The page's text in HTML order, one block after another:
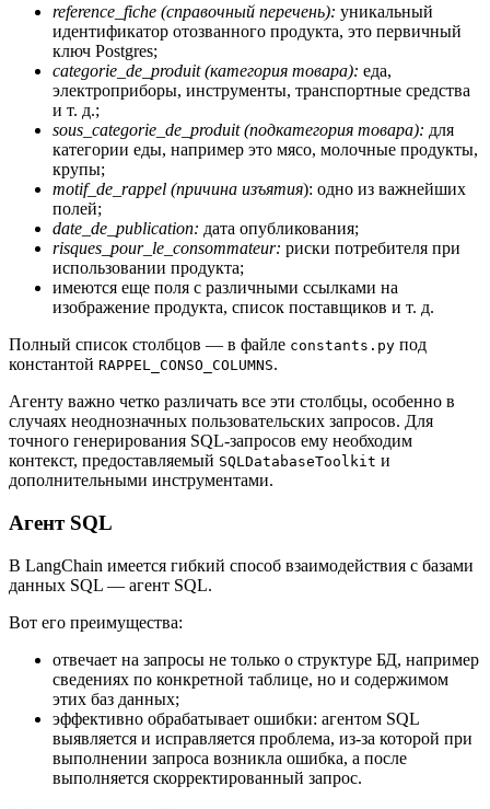
reference_fiche (справочный перечень): уникальный
идентификатор отозванного продукта, это первичный
ключ Postgres;
categorie_de_produit (категория товара): еда,
электроприборы, инструменты, транспортные средства
и т. д.;
sous_categorie_de_produit (подкатегория товара): для
категории еды, например это мясо, молочные продукты,
крупы;
motif_de_rappel (причина изъятия): одно из важнейших
полей;
date_de_publication: дата опубликования;
risques_pour_le_consommateur: риски потребителя при
использовании продукта;
имеются еще поля с различными ссылками на
изображение продукта, список поставщиков и т. д.
Полный список столбцов ― в файле constants.py под
константой RAPPEL_CONSO_COLUMNS.
Агенту важно четко различать все эти столбцы, особенно в
случаях неоднозначных пользовательских запросов. Для
точного генерирования SQL-запросов ему необходим
контекст, предоставляемый SQLDatabaseToolkit и
дополнительными инструментами.
Агент SQL
В LangChain имеется гибкий способ взаимодействия с базами
данных SQL ― агент SQL.
Вот его преимущества:
отвечает на запросы не только о структуре БД, например
сведениях по конкретной таблице, но и содержимом
этих баз данных;
эффективно обрабатывает ошибки: агентом SQL
выявляется и исправляется проблема, из-за которой при
выполнении запроса возникла ошибка, а после
выполняется скорректированный запрос.